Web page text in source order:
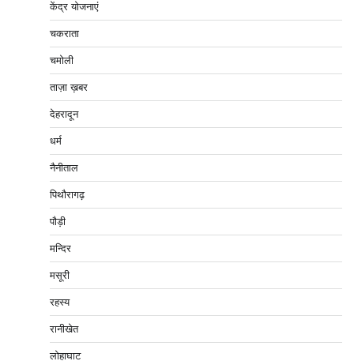
केंद्र योजनाएं
चकराता
चमोली
ताज़ा ख़बर
देहरादून
धर्म
नैनीताल
पिथौरागढ़
पौड़ी
मन्दिर
मसूरी
रहस्य
रानीखेत
लोहाघाट